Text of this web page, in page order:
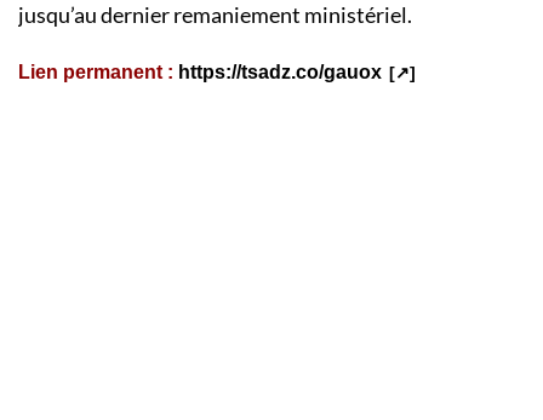
jusqu’au dernier remaniement ministériel.
Lien permanent : https://tsadz.co/gauox